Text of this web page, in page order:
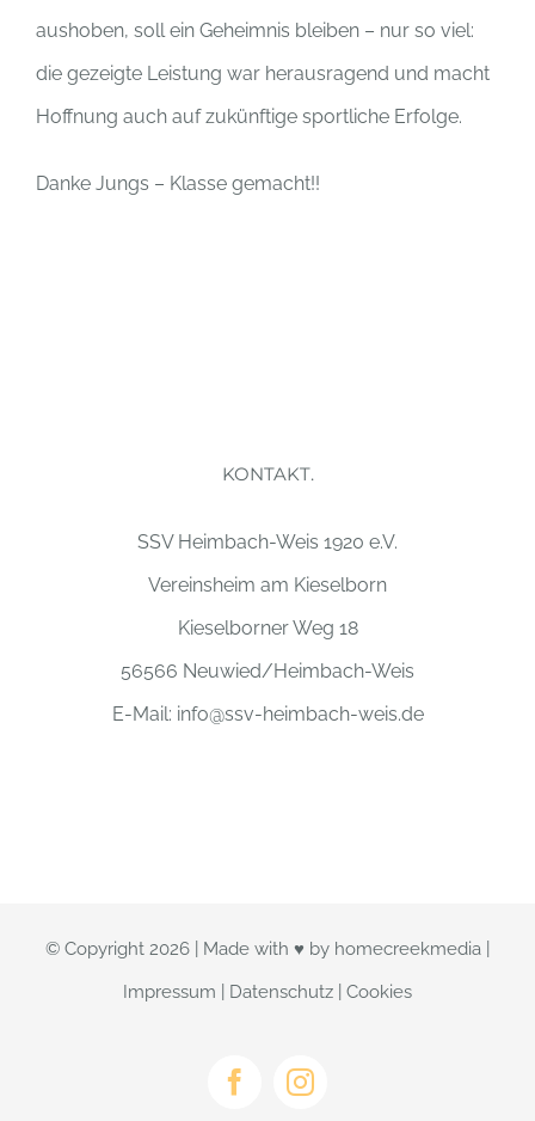
aushoben, soll ein Geheimnis bleiben – nur so viel:
die gezeigte Leistung war herausragend und macht
Hoffnung auch auf zukünftige sportliche Erfolge.
Danke Jungs – Klasse gemacht!!
KONTAKT.
SSV Heimbach-Weis 1920 e.V.
Vereinsheim am Kieselborn
Kieselborner Weg 18
56566 Neuwied/Heimbach-Weis
E-Mail: info@ssv-heimbach-weis.de
© Copyright 2026 | Made with ♥ by homecreekmedia
Impressum
Datenschutz Cookies
FacebookInstagram